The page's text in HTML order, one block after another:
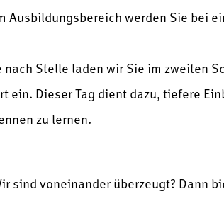
Ausbildungsbereich werden Sie bei
nach Stelle laden wir Sie im zweiten
ein. Dieser Tag dient dazu, tiefere
zu lernen.
sind voneinander überzeugt? Dann